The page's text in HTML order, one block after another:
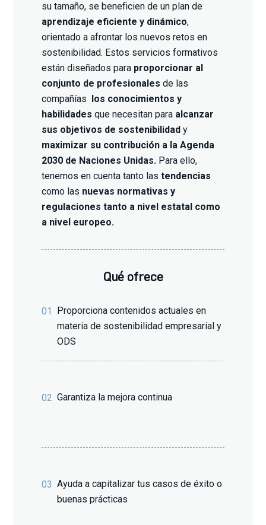
su tamaño, se beneficien de un plan de
aprendizaje eficiente y dinámico,
orientado a afrontar los nuevos retos en
sostenibilidad. Estos servicios formativos
están diseñados para proporcionar al
conjunto de profesionalesde las
compañías los conocimientos y
habilidadesque necesitan para alcanzar
sus objetivos de sostenibilidady
maximizar su contribución a la Agenda
2030 de Naciones Unidas. Para ello,
tenemos en cuenta tanto las tendencias
como las nuevas normativas y
regulaciones tanto a nivel estatal como
a nivel europeo.
Qué ofrece
01
Proporciona contenidos actuales en
materia de sostenibilidad empresarial y
ODS
02 Garantiza la mejora continua
03 Ayuda a capitalizar tus casos de éxito o
buenas prácticas